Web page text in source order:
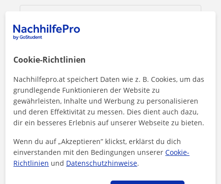
Durch Klicken auf eine der beiden Schaltflächen stimmen Sie
Nachricht senden
Cookie-Richtlinien
Nachhilfepro.at speichert Daten wie z. B. Cookies, um das
grundlegende Funktionieren der Website zu
gewährleisten, Inhalte und Werbung zu personalisieren
und deren Effektivität zu messen. Dies dient auch dazu,
dir ein besseres Erlebnis auf unserer Webseite zu bieten.
Wenn du auf „Akzeptieren” klickst, erklärst du dich
einverstanden mit den Bedingungen unsererCookie-
Richtlinien und Datenschutzhinweise.